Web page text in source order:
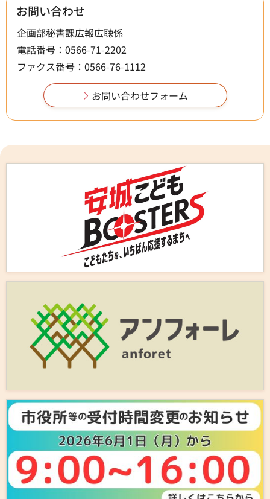
お問い合わせ
企画部秘書課広報広聴係
電話番号：0566-71-2202
ファクス番号：0566-76-1112